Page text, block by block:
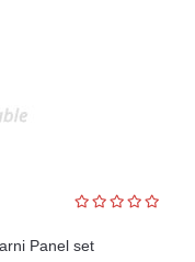
Panel set